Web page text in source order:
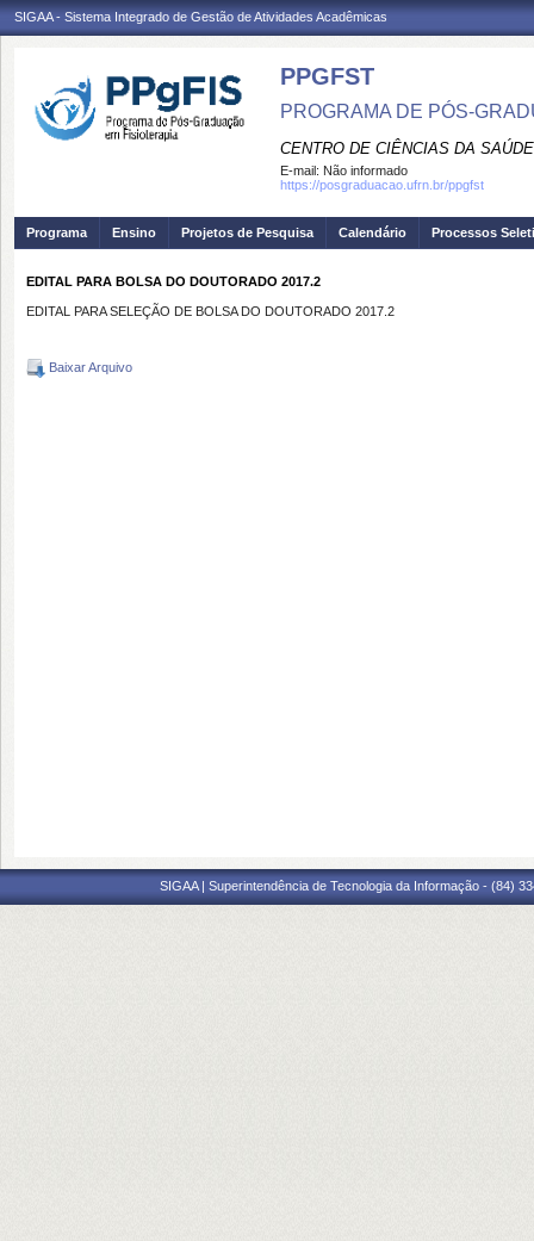
SIGAA - Sistema Integrado de Gestão de Atividades Acadêmicas
PPGFST
PROGRAMA DE PÓS-
CENTRO DE CIÊNCIAS DA SAÚDE
E-mail: Não informado
https://posgraduacao.ufrn.br/ppgfst
Programa Ensino Projetos de Pesquisa Calendário Processos
EDITAL PARA BOLSA DO DOUTORADO 2017.2
EDITAL PARA SELEÇÃO DE BOLSA DO DOUTORADO 2017.2
Baixar Arquivo
SIGAA | Superintendência de Tecnologia da Informação - (84)